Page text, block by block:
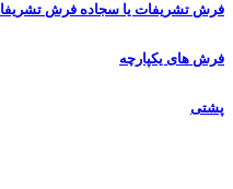
فرش تشریفات یا سجاده فرش
فرش های یکپارچه
پشتی